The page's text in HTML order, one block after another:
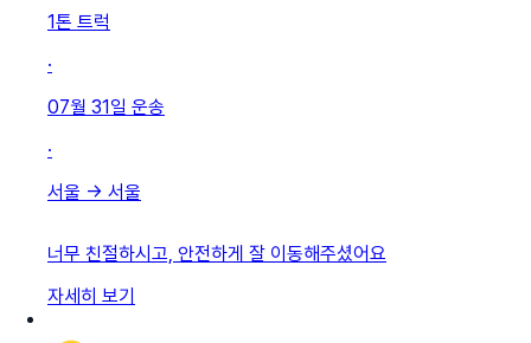
1톤 트럭
·
07월 31일 운송
·
서울 → 서울
너무 친절하시고, 안전하게 잘 이동해주셨어요
자세히 보기